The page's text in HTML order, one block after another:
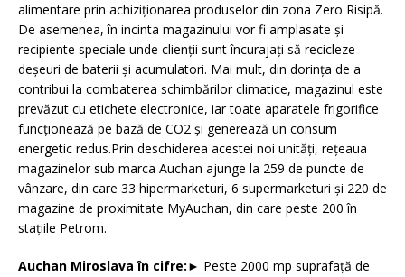
alimentare prin achiziționarea produselor din zona Zero Risipă.
De asemenea, în incinta magazinului vor fi amplasate și
recipiente speciale unde clienții sunt încurajați să recicleze
deșeuri de baterii și acumulatori. Mai mult, din dorința de a
contribui la combaterea schimbărilor climatice, magazinul este
prevăzut cu etichete electronice, iar toate aparatele frigorifice
funcționează pe bază de CO2 și generează un consum
energetic redus.Prin deschiderea acestei noi unități, rețeaua
magazinelor sub marca Auchan ajunge la 259 de puncte de
vânzare, din care 33 hipermarketuri, 6 supermarketuri și 220 de
magazine de proximitate MyAuchan, din care peste 200 în
stațiile Petrom.
Auchan Miroslava în cifre:► Peste 2000 mp suprafață de